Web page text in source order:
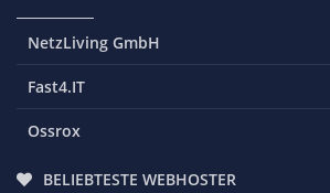
NetzLiving GmbH
Fast4.IT
Ossrox
BELIEBTESTE WEBHOSTER